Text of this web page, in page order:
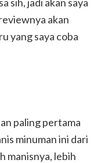
akan
yang saya coba
paling pertama
minuman ini dari
manisnya, lebih